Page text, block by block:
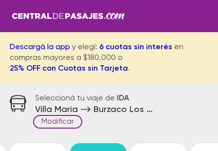
Descargá la app y elegí: 6 cuotas sin interés en
compras mayores a $180.000 o
25% OFF con Cuotas sin Tarjeta.
Seleccioná tu viaje de IDA
Villa Maria Burzaco Los Pinos
Modificar